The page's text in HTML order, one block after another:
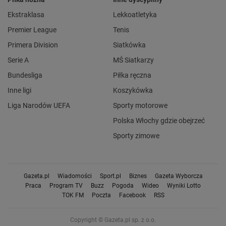
Ekstraklasa
Premier League
Primera Division
Serie A
Bundesliga
Inne ligi
Liga Narodów UEFA
Lekkoatletyka
Tenis
Siatkówka
MŚ Siatkarzy
Piłka ręczna
Koszykówka
Sporty motorowe
Polska Włochy gdzie obejrzeć
Sporty zimowe
Gazeta.pl Wiadomości Sport.pl Biznes
Gazeta Wyborcza
Praca
Program TV Buzz Pogoda Wideo
Wyniki Lotto
TOK FM
Poczta Facebook RSS
Copyright © Gazeta.pl sp. z o.o.